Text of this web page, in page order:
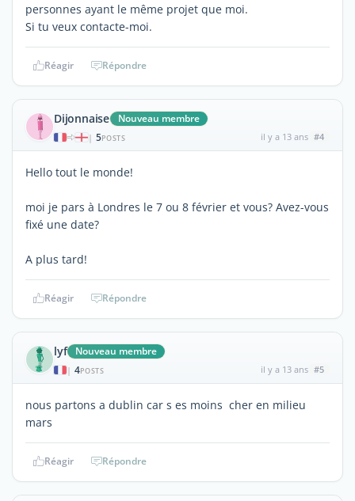
personnes ayant le même projet que moi.
Si tu veux contacte-moi.
Réagir Répondre
Dijonnaise Nouveau membre
| 5POSTS il y a 13 ans #4
Hello tout le monde!
moi je pars à Londres le 7 ou 8 février et vous? Avez-vous
fixé une date?
A plus tard!
Réagir Répondre
lyf Nouveau membre
| 4POSTS il y a 13 ans #5
nous partons a dublin car s es moins cher en milieu
mars
Réagir Répondre